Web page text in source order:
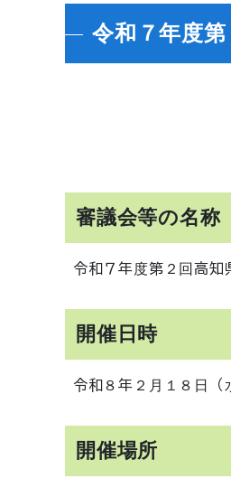
令和７年度
審議会等の名称
令和７年度第２回高知
開催日時
令和８年２月１８日
開催場所